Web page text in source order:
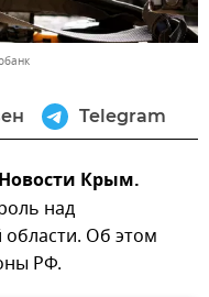
Telegram
Крым.
над
области. Об этом
РФ.